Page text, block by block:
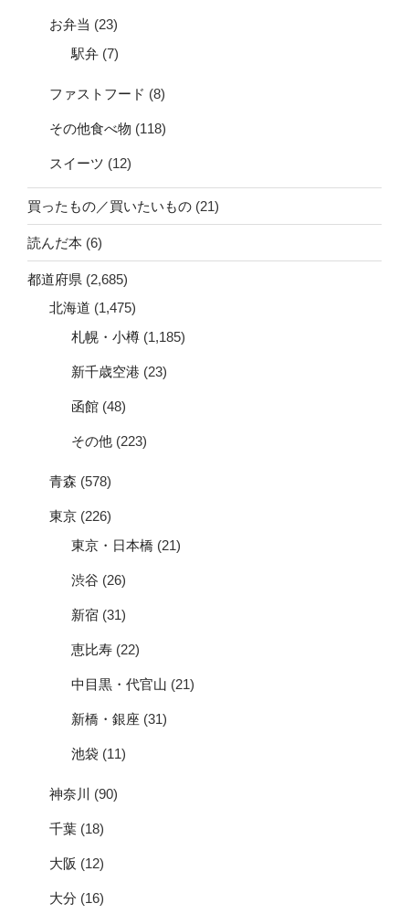
お弁当 (23)
駅弁 (7)
ファストフード (8)
その他食べ物 (118)
スイーツ (12)
買ったもの／買いたいもの (21)
読んだ本 (6)
都道府県 (2,685)
北海道 (1,475)
札幌・小樽 (1,185)
新千歳空港 (23)
函館 (48)
その他 (223)
青森 (578)
東京 (226)
東京・日本橋 (21)
渋谷 (26)
新宿 (31)
恵比寿 (22)
中目黒・代官山 (21)
新橋・銀座 (31)
池袋 (11)
神奈川 (90)
千葉 (18)
大阪 (12)
大分 (16)